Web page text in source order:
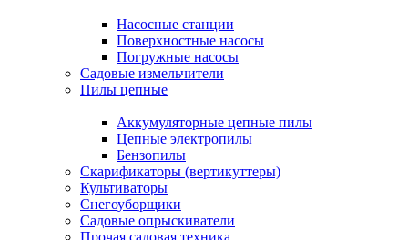
Насосные станции
Поверхностные насосы
Погружные насосы
Садовые измельчители
Пилы цепные
Аккумуляторные цепные пилы
Цепные электропилы
Бензопилы
Скарификаторы (вертикуттеры)
Культиваторы
Снегоуборщики
Садовые опрыскиватели
Прочая садовая техника